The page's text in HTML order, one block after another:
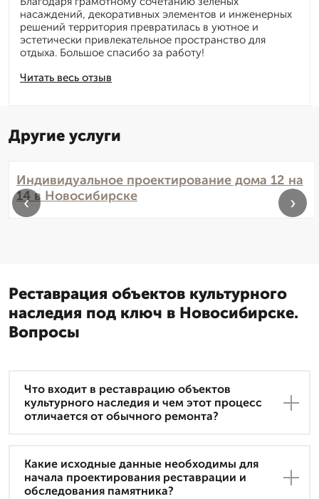
Читать весь отзыв
насаждений, декоративных элементов и инженерных
решений территория превратилась в уютное и
эстетически привлекательное пространство для
отдыха. Большое спасибо за работу!
Другие услуги
Индивидуальное проектирование дома 12 на
14 в Новосибирске
‹ ›
Реставрация объектов культурного
наследия под ключ в Новосибирске.
Вопросы
Что входит в реставрацию объектов
культурного наследия и чем этот процесс
отличается от обычного ремонта?
Какие исходные данные необходимы для
начала проектирования реставрации и
обследования памятника?